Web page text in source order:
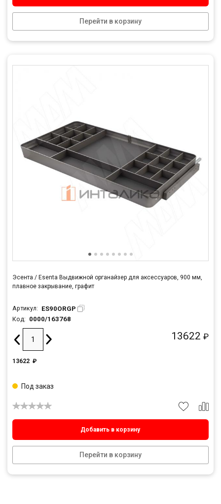
Перейти в корзину
Эсента / Esenta Выдвижной органайзер для аксессуаров, 900 мм,
плавное закрывание, графит
Артикул: ES90ORGP
Код: 0000/163768
13622 ₽
13622 ₽
Добавить в корзину
Перейти в корзину
Под заказ